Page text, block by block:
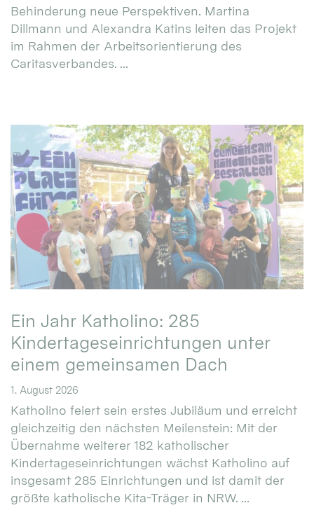
Behinderung neue Perspektiven. Martina
Dillmann und Alexandra Katins leiten das Projekt
im Rahmen der Arbeitsorientierung des
Caritasverbandes. ...
Ein Jahr Katholino: 285
Kindertageseinrichtungen unter
einem gemeinsamen Dach
1. August 2026
Katholino feiert sein erstes Jubiläum und erreicht
gleichzeitig den nächsten Meilenstein: Mit der
Übernahme weiterer 182 katholischer
Kindertageseinrichtungen wächst Katholino auf
insgesamt 285 Einrichtungen und ist damit der
größte katholische Kita-Träger in NRW. ...